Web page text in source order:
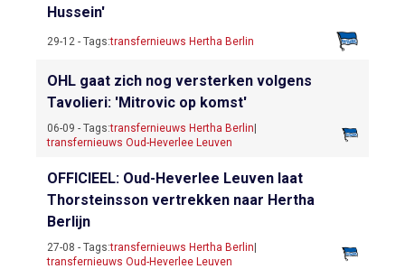
Hussein'
29-12 - Tags:transfernieuws Hertha Berlin
OHL gaat zich nog versterken volgens
Tavolieri: 'Mitrovic op komst'
06-09 - Tags:transfernieuws Hertha Berlin|
transfernieuws Oud-Heverlee Leuven
OFFICIEEL: Oud-Heverlee Leuven laat
Thorsteinsson vertrekken naar Hertha
Berlijn
27-08 - Tags:transfernieuws Hertha Berlin|
transfernieuws Oud-Heverlee Leuven